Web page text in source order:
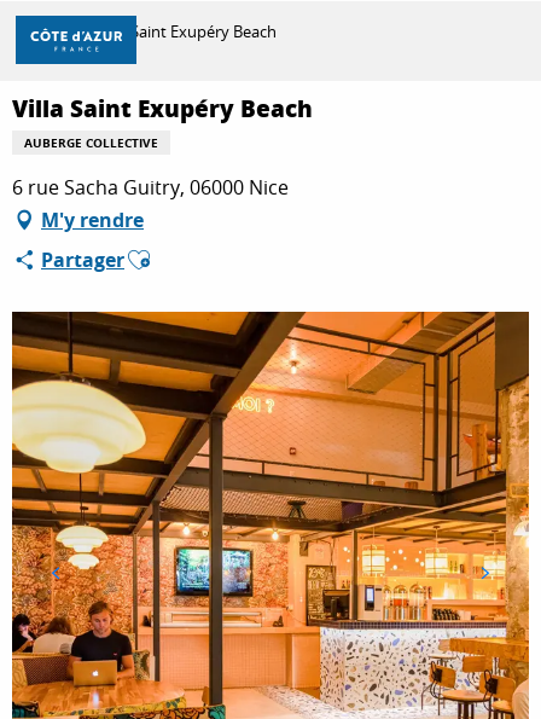
Aller
contenu
principal
DÉCOUVRIR
À FAIRE
SÉJOURNER
Accueil Villa Saint Exupéry Beach
Villa Saint Exupéry Beach
AUBERGE COLLECTIVE
6 rue Sacha Guitry, 06000 Nice
M'y rendre
PartagerAjouter aux favoris